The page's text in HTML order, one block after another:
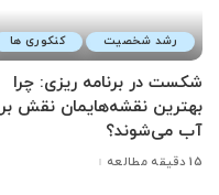
رشد شخصیت کنکوری ها
شکست در برنامه ریزی: چرا
بهترین نقشه‌هایمان نقش بر
آب می‌شوند؟
15 دقیقه مطالعه